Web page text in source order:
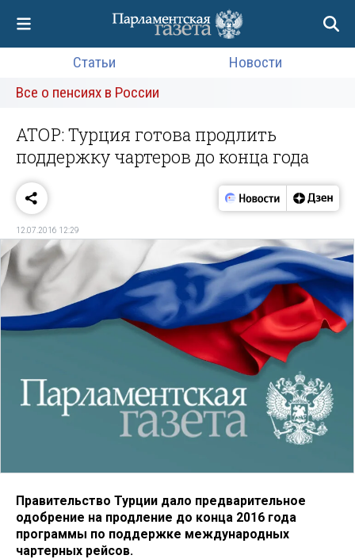
Статьи
Новости
Все о пенсиях в России
АТОР: Турция готова продлить
поддержку чартеров до конца года
12.07.2016 12:29
Правительство Турции дало предварительное
одобрение на продление до конца 2016 года
программы по поддержке международных
чартерных рейсов.